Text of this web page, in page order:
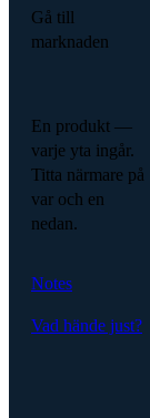
Gå till
marknaden
En produkt —
varje yta ingår.
Titta närmare på
var och en
nedan.
Notes
Vad hände just?